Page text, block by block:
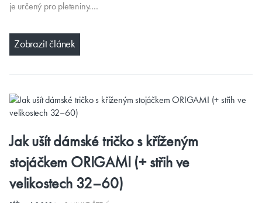
je určený pro pleteniny.…
Zobrazit článek
Jak ušít dámské tričko s kříženým
stojáčkem ORIGAMI (+ střih ve
velikostech 32–60)